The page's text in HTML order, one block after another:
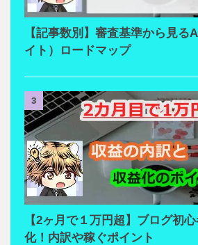
【記事数別】審査基準から見る
イト）ロードマップ
3
【2ヶ月で１万円超】ブログ初
化！内訳や稼ぐポイント